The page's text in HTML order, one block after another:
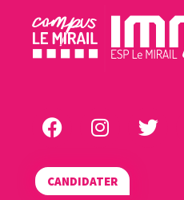
CANDIDATER